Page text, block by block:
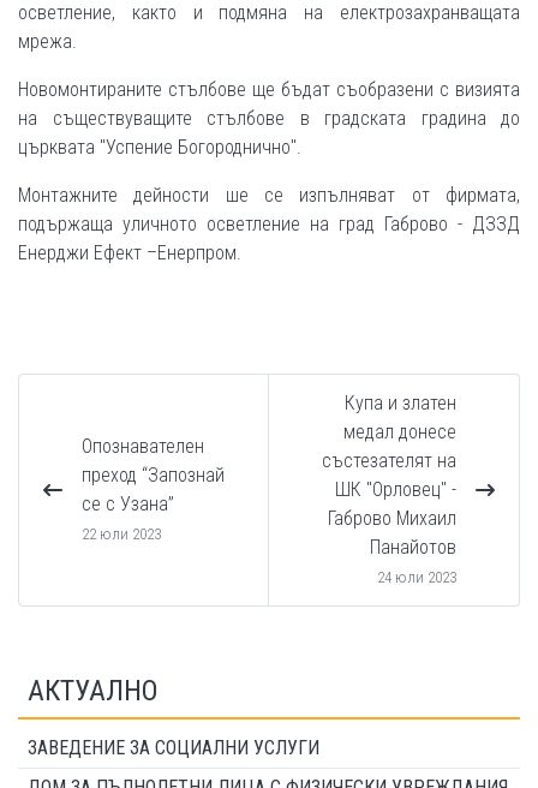
осветление, както и подмяна на електрозахранващата
мрежа.
Новомонтираните стълбове ще бъдат съобразени с визията
на съществуващите стълбове в градската градина до
църквата "Успение Богороднично".
Монтажните дейности ше се изпълняват от фирмата,
подържаща уличното осветление на град Габрово - ДЗЗД
Енерджи Ефект –Енерпром.
Опознавателен
преход “Запознай
се с Узана”
22 юли 2023
Купа и златен
медал донесе
състезателят на
ШК "Орловец" -
Габрово Михаил
Панайотов
24 юли 2023
АКТУАЛНО
ЗАВЕДЕНИЕ ЗА СОЦИАЛНИ УСЛУГИ